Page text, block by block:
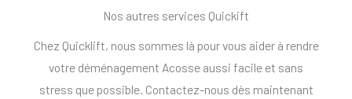
Nos autres services Quickift
Chez Quicklift, nous sommes là pour vous aider à rendre
votre déménagement Acosse aussi facile et sans
stress que possible. Contactez-nous dès maintenant